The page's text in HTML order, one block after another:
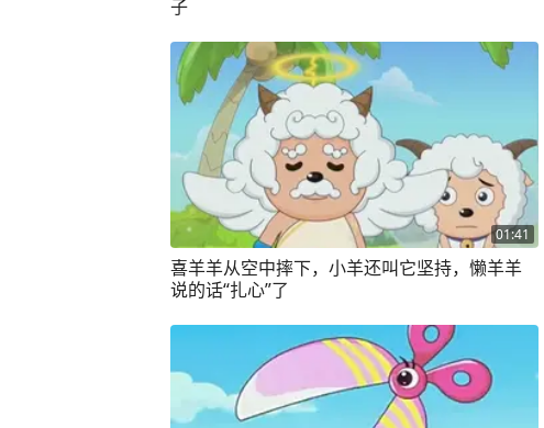
子
01:41
喜羊羊从空中摔下，小羊还叫它坚持，懒羊羊
说的话“扎心”了